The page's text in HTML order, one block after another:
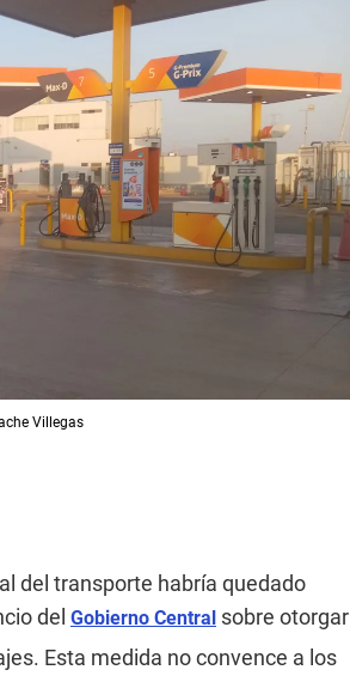
Villegas
del transporte habría quedado
del Gobierno Central sobre otorgar
Esta medida no convence a los